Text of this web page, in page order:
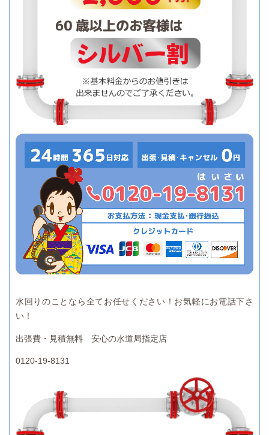
水回りのことなら全てお任せください！お気軽にお電話下さ
い！
出張費・見積無料 安心の水道局指定店
0120-19-8131